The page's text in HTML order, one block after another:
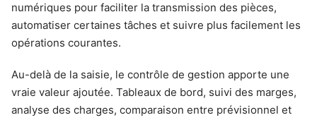
numériques pour faciliter la transmission des pièces,
automatiser certaines tâches et suivre plus facilement les
opérations courantes.
Au-delà de la saisie, le contrôle de gestion apporte une
vraie valeur ajoutée. Tableaux de bord, suivi des marges,
analyse des charges, comparaison entre prévisionnel et